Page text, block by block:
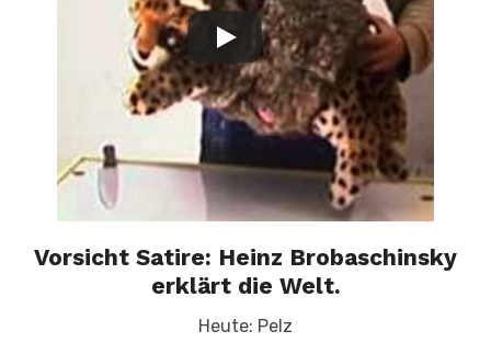
Vorsicht Satire: Heinz Brobaschinsky
erklärt die Welt.
Heute: Pelz